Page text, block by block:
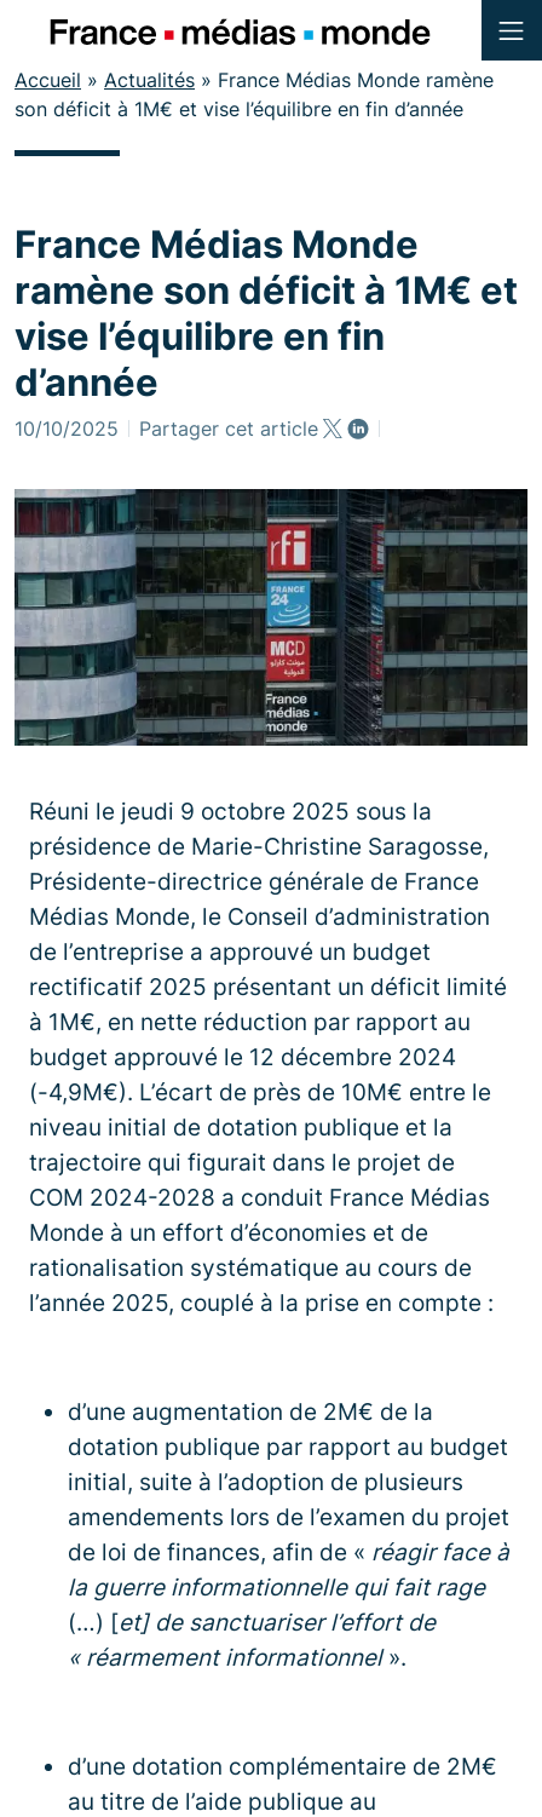
Menu
Contenu
Pied de page
Accueil » Actualités » France Médias Monde ramène
son déficit à 1M€ et vise l’équilibre en fin d’année
France Médias Monde
ramène son déficit à 1M€ et
vise l’équilibre en fin
d’année
10/10/2025 Partager cet article
Réuni le jeudi 9 octobre 2025 sous la
présidence de Marie-Christine Saragosse,
Présidente-directrice générale de France
Médias Monde, le Conseil d’administration
de l’entreprise a approuvé un budget
rectificatif 2025 présentant un déficit limité
à 1M€, en nette réduction par rapport au
budget approuvé le 12 décembre 2024
(-4,9M€). L’écart de près de 10M€ entre le
niveau initial de dotation publique et la
trajectoire qui figurait dans le projet de
COM 2024-2028 a conduit France Médias
Monde à un effort d’économies et de
rationalisation systématique au cours de
l’année 2025, couplé à la prise en compte :
d’une augmentation de 2M€ de la
dotation publique par rapport au budget
initial, suite à l’adoption de plusieurs
amendements lors de l’examen du projet
de loi de finances, afin de « réagir face à
la guerre informationnelle qui fait rage
(…) [et] de sanctuariser l’effort de
« réarmement informationnel».
d’une dotation complémentaire de 2M€
au titre de l’aide publique au